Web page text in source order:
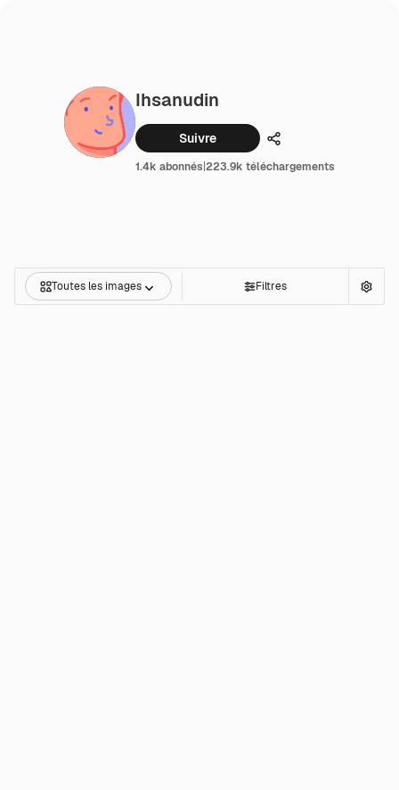
Ihsanudin
Suivre Partager
1.4k abonnés|223.9k téléchargements
Toutes les images Filtres